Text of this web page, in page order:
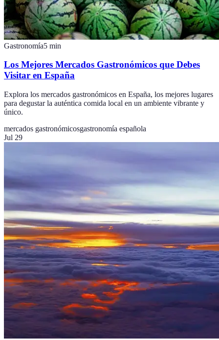
Gastronomía5 min
Los Mejores Mercados Gastronómicos que Debes
Visitar en España
Explora los mercados gastronómicos en España, los mejores lugares
para degustar la auténtica comida local en un ambiente vibrante y
único.
mercados gastronómicosgastronomía española
Jul 29